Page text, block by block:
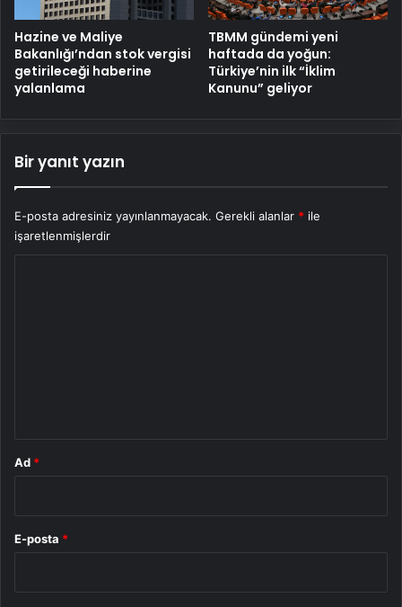
Hazine ve Maliye
Bakanlığı’ndan stok vergisi
getirileceği haberine
yalanlama
TBMM gündemi yeni
haftada da yoğun:
Türkiye’nin ilk “İklim
Kanunu” geliyor
Bir yanıt yazın
E-posta adresiniz yayınlanmayacak. Gerekli alanlar * ile
işaretlenmişlerdir
Ad *
E-posta *